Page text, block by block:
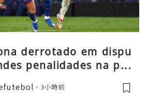
derrotado em dispu
penalidades na pré
3小時前